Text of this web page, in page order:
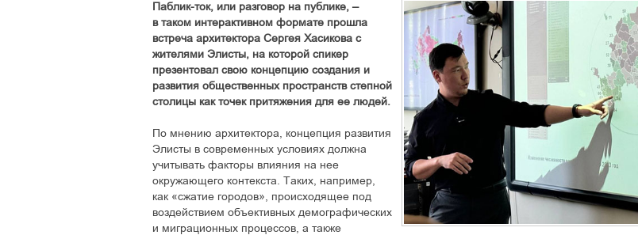
Паблик-ток, или разговор на публике, –
в таком интерактивном формате прошла
встреча архитектора Сергея Хасикова с
жителями Элисты, на которой спикер
презентовал свою концепцию создания и
развития общественных пространств степной
столицы как точек притяжения для ее людей.
По мнению архитектора, концепция развития
Элисты в современных условиях должна
учитывать факторы влияния на нее
окружающего контекста. Таких, например,
как «сжатие городов», происходящее под
воздействием объективных демографических
и миграционных процессов, а также